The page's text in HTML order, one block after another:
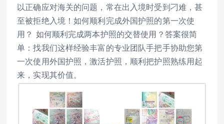
以正确应对海关的问题，常在出入境时受到刁难，甚
至被拒绝入境！如何顺利完成外国护照的第一次使
用？ 如何顺利完成两本护照的交替使用？答案很简
单：找我们这样经验丰富的专业团队手把手协助您第
一次使用外国护照，激活护照，顺利把护照熟练用起
来，实现其价值。